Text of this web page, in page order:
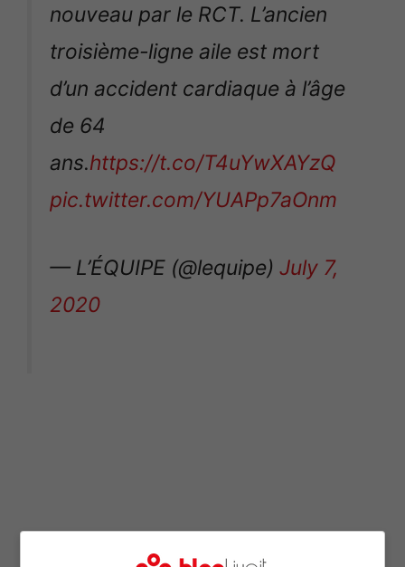
nouveau par le RCT. L’ancien
troisième-ligne aile est mort
d’un accident cardiaque à l’âge
de 64
ans.https://t.co/T4uYwXAYzQ
pic.twitter.com/YUAPp7aOnm
— L’ÉQUIPE (@lequipe) July 7,
2020